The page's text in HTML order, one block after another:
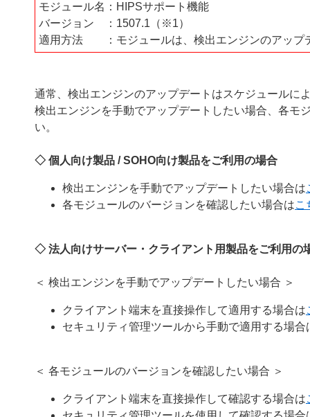
モジュール名：HIPSサポート機能
バージョン ：1507.1（※1）
適用方法 ：モジュールは、検出エンジンのアップ
通常、検出エンジンのアップデートはスケジュールに
検出エンジンを手動でアップデートしたい場合、各モ
い。
◇ 個人向け製品 / SOHO向け製品をご利用の場合
検出エンジンを手動でアップデートしたい場合は
各モジュールのバージョンを確認したい場合はこ
◇ 法人向けサーバー・クライアント用製品をご利用の
＜ 検出エンジンを手動でアップデートしたい場合 ＞
クライアント端末を直接操作して適用する場合は
セキュリティ管理ツールから手動で適用する場合
＜ 各モジュールのバージョンを確認したい場合 ＞
クライアント端末を直接操作して確認する場合は